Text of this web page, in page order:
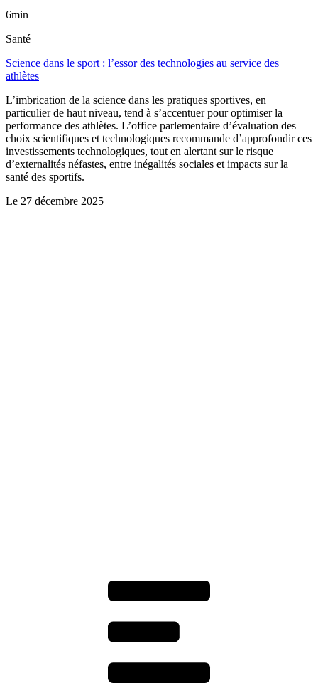
6min
Santé
Science dans le sport : l’essor des technologies au service des
athlètes
L’imbrication de la science dans les pratiques sportives, en
particulier de haut niveau, tend à s’accentuer pour optimiser la
performance des athlètes. L’office parlementaire d’évaluation des
choix scientifiques et technologiques recommande d’approfondir ces
investissements technologiques, tout en alertant sur le risque
d’externalités néfastes, entre inégalités sociales et impacts sur la
santé des sportifs.
Le 27 décembre 2025